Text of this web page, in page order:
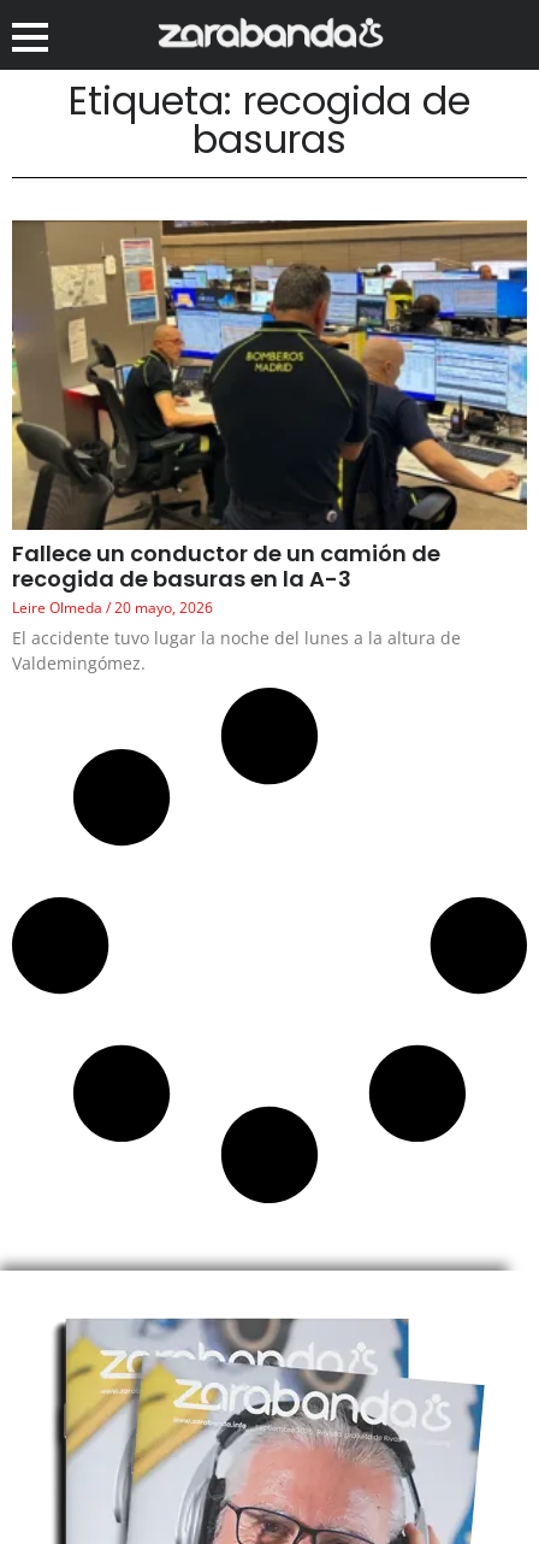
Etiqueta: recogida de
basuras
Fallece un conductor de un camión de
recogida de basuras en la A-3
Leire Olmeda 20 mayo, 2026
El accidente tuvo lugar la noche del lunes a la altura de
Valdemingómez.